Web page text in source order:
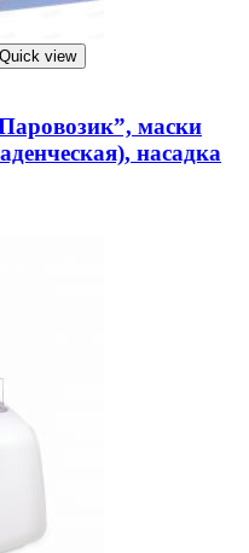
Quick view
маски
насадка